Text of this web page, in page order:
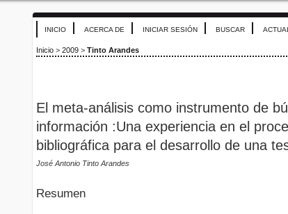
INICIO ACERCA DE INICIAR SESIÓN BUSCAR ACTUAL
Inicio > 2009 > Tinto Arandes
El meta-análisis como instrumento de
información :Una experiencia en el
bibliográfica para el desarrollo de una
José Antonio Tinto Arandes
Resumen